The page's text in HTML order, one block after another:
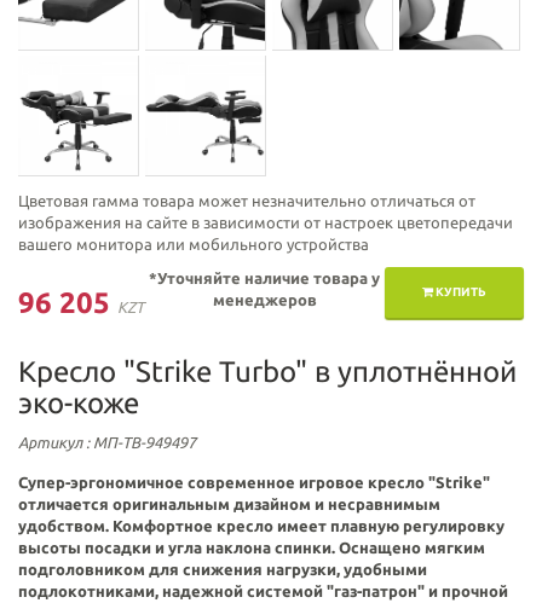
Цветовая гамма товара может незначительно отличаться от
изображения на сайте в зависимости от настроек цветопередачи
вашего монитора или мобильного устройства
96 205 KZT
КУПИТЬ
*Уточняйте наличие товара у
менеджеров
Кресло "Strike Turbo" в уплотнённой
эко-коже
Артикул: МП-ТВ-949497
Супер-эргономичное современное игровое кресло "Strike"
отличается оригинальным дизайном и несравнимым
удобством. Комфортное кресло имеет плавную регулировку
высоты посадки и угла наклона спинки. Оснащено мягким
подголовником для снижения нагрузки, удобными
подлокотниками, надежной системой "газ-патрон" и прочной